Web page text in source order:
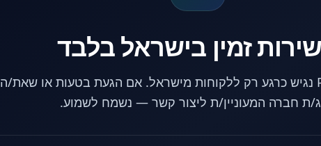
זמין בישראל בלבד
אתר PowerPC נגיש כרגע רק ללקוחות מישראל. אם הגעת בטעות או שאת/ה
ת חברה המעוניין/ת ליצור קשר — נשמח לשמוע.